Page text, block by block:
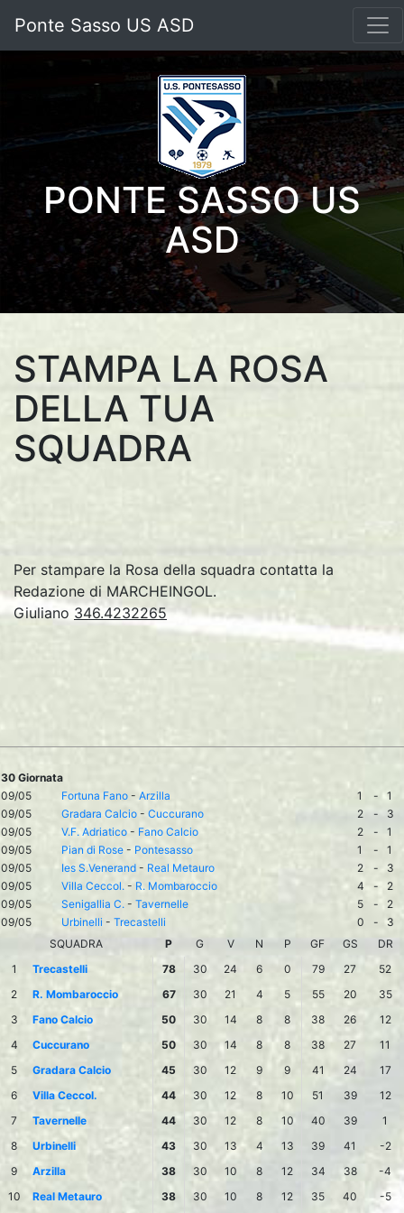
Ponte Sasso US ASD
PONTE SASSO US
ASD
STAMPA LA ROSA
DELLA TUA
SQUADRA
Per stampare la Rosa della squadra contatta la
Redazione di MARCHEINGOL.
Giuliano 346.4232265
30 Giornata
09/05
Fortuna Fano - Arzilla 1 -
1
09/05
Gradara Calcio - Cuccurano 2 -
3
09/05
V.F. Adriatico - Fano Calcio 2 -
1
09/05
Pian di Rose - Pontesasso 1 -
1
09/05
Ies S.Venerand - Real Metauro 2 -
3
09/05
Villa Ceccol. - R. Mombaroccio 4 -
2
09/05
Senigallia C. - Tavernelle 5 -
2
09/05
Urbinelli - Trecastelli 0 -
3
SQUADRA
P G V N P GF GS
DR
1
Trecastelli 78 30 24 6 0 79 27
52
2
R. Mombaroccio 67 30 21 4 5 55 20
35
3
Fano Calcio 50 30 14 8 8 38 26
12
4
Cuccurano 50 30 14 8 8 38 27
11
5
Gradara Calcio 45 30 12 9 9 41 24
17
6
Villa Ceccol. 44 30 12 8 10 51 39
12
7
Tavernelle 44 30 12 8 10 40 39
1
8
Urbinelli 43 30 13 4 13 39 41
-2
9
Arzilla 38 30 10 8 12 34 38
-4
10
Real Metauro 38 30 10 8 12 35 40 -5